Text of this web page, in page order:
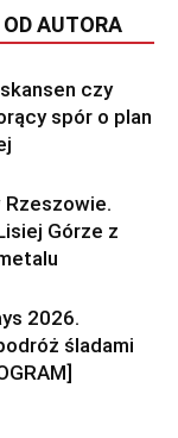
AUTORA
czy
spór o plan
Górze z
2026.
śladami